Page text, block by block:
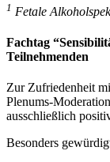
1 Fetale
Fachtag
Teilnehmenden
Zur Zufriedenheit
Plenums-
ausschließlich
Besonders